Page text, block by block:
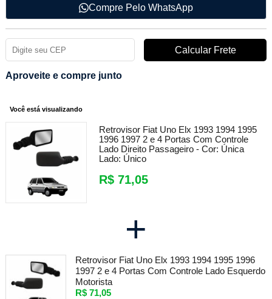
Compre Pelo WhatsApp
Aproveite e compre junto
Você está visualizando
Retrovisor Fiat Uno Elx 1993 1994 1995
1996 1997 2 e 4 Portas Com Controle
Lado Direito Passageiro - Cor: Única
Lado: Único
R$ 71,05
+
Retrovisor Fiat Uno Elx 1993 1994 1995 1996
1997 2 e 4 Portas Com Controle Lado Esquerdo
Motorista
R$ 71,05